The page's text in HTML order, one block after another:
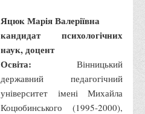
Яцюк Марія Валеріївна
кандидат психологічних
наук, доцент
Освіта: Вінницький
державний педагогічний
університет імені Михайла
Коцюбинського (1995-2000),